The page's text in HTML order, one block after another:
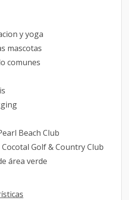
y yoga
mascotas
comunes
Beach Club
Golf & Country Club
área verde